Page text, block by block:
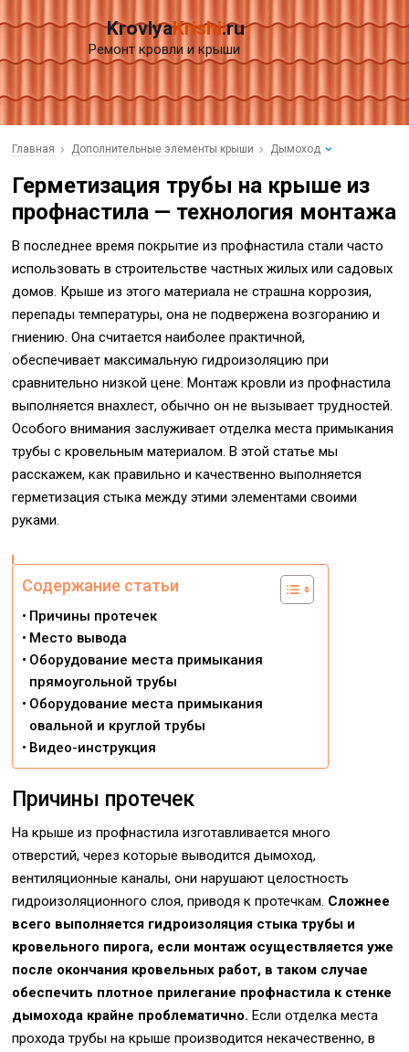
KrovlyaKrishi.ru
Ремонт кровли и крыши
Главная Дополнительные элементы крыши Дымоход
Герметизация трубы на крыше из
профнастила — технология монтажа
В последнее время покрытие из профнастила стали часто
использовать в строительстве частных жилых или садовых
домов. Крыше из этого материала не страшна коррозия,
перепады температуры, она не подвержена возгоранию и
гниению. Она считается наиболее практичной,
обеспечивает максимальную гидроизоляцию при
сравнительно низкой цене. Монтаж кровли из профнастила
выполняется внахлест, обычно он не вызывает трудностей.
Особого внимания заслуживает отделка места примыкания
трубы с кровельным материалом. В этой статье мы
расскажем, как правильно и качественно выполняется
герметизация стыка между этими элементами своими
руками.
Содержание статьи
Причины протечек
Место вывода
Оборудование места примыкания
прямоугольной трубы
Оборудование места примыкания
овальной и круглой трубы
Видео-инструкция
Причины протечек
На крыше из профнастила изготавливается много
отверстий, через которые выводится дымоход,
вентиляционные каналы, они нарушают целостность
гидроизоляционного слоя, приводя к протечкам. Сложнее
всего выполняется гидроизоляция стыка трубы и
кровельного пирога, если монтаж осуществляется уже
после окончания кровельных работ, в таком случае
обеспечить плотное прилегание профнастила к стенке
дымохода крайне проблематично. Если отделка места
прохода трубы на крыше производится некачественно, в